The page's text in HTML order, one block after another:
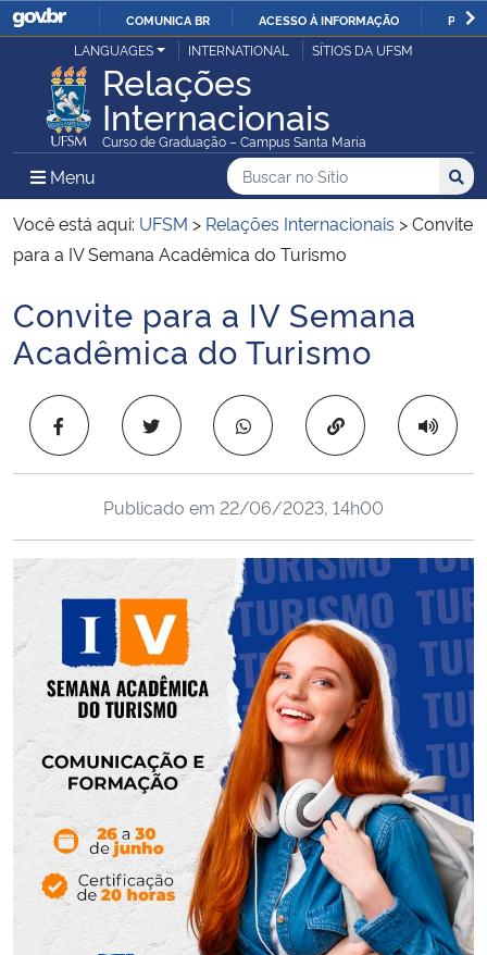
IR
PARA
O
CONTEÚDO
COMUNICA BR ACESSO À INFORMAÇÃO
Ministério da Justiça e Segurança Pública
Ministério da Defesa
Ministério das Relações Exteriores
Ministério da Infraestrutura
Ministério da Educação
Ministério da Cidadania
Ministério da Saúde
Ministério de Minas e Energia
Ministério da Ciência, Tecnologia, Inovações e Comunicações
Ministério do Meio Ambiente
Ministério do Turismo
Ministério do Desenvolvimento Regional
Controladoria-Geral da União
LANGUAGES INTERNATIONAL SÍTIOS DA UFSM
Relações
Internacionais
Curso de Graduação – Campus Santa Maria
Menu Menu Principal do Sítio
Busca
Buscar no no Sítio
Busca:
Você está aqui: UFSM > Relações Internacionais >Convite
para a IV Semana Acadêmica do Turismo
Início do conteúdo
Convite para a IV Semana
Acadêmica do Turismo
Copiar para área
Publicado em 22/06/2023, 14h00